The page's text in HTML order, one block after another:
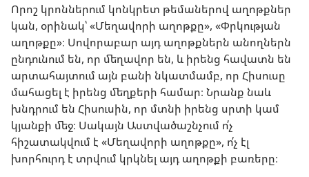
Որոշ կրոններում կոնկրետ թեմաներով աղոթքներ
կան, օրինակ՝ «Մեղավորի աղոթքը», «Փրկության
աղոթքը»։ Սովորաբար այդ աղոթքներն անողներն
ընդունում են, որ մեղավոր են, և իրենց հավատն են
արտահայտում այն բանի նկատմամբ, որ Հիսուսը
մահացել է իրենց մեղքերի համար։ Նրանք նաև
խնդրում են Հիսուսին, որ մտնի իրենց սրտի կամ
կյանքի մեջ։ Սակայն Աստվածաշնչում ո՛չ
հիշատակվում է «Մեղավորի աղոթքը», ո՛չ էլ
խորհուրդ է տրվում կրկնել այդ աղոթքի բառերը։